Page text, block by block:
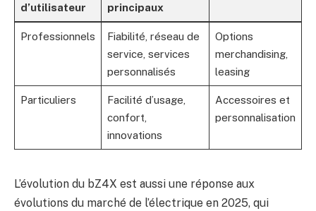
d’utilisateur
principaux
Professionnels
Fiabilité, réseau de
service, services
personnalisés
Options
merchandising,
leasing
Particuliers
Facilité d’usage,
confort,
innovations
Accessoires et
personnalisation
L’évolution du bZ4X est aussi une réponse aux
évolutions du marché de l’électrique en 2025, qui